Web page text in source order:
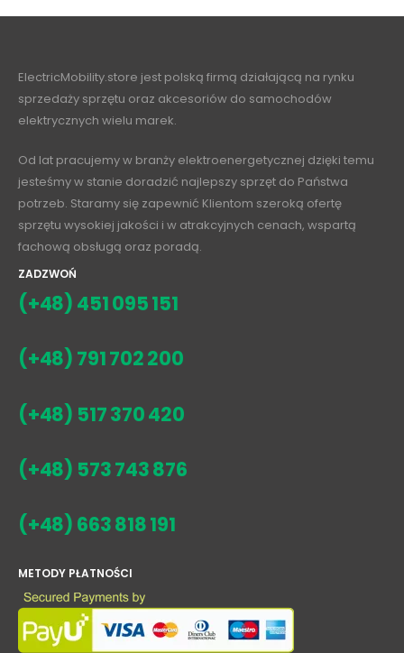
ElectricMobility.store jest polską firmą działającą na rynku
sprzedaży sprzętu oraz akcesoriów do samochodów
elektrycznych wielu marek.
Od lat pracujemy w branży elektroenergetycznej dzięki temu
jesteśmy w stanie doradzić najlepszy sprzęt do Państwa
potrzeb. Staramy się zapewnić Klientom szeroką ofertę
sprzętu wysokiej jakości i w atrakcyjnych cenach, wspartą
fachową obsługą oraz poradą.
ZADZWOŃ
(+48) 451 095 151
(+48) 791 702 200
(+48) 517 370 420
(+48) 573 743 876
(+48) 663 818 191
METODY PŁATNOŚCI